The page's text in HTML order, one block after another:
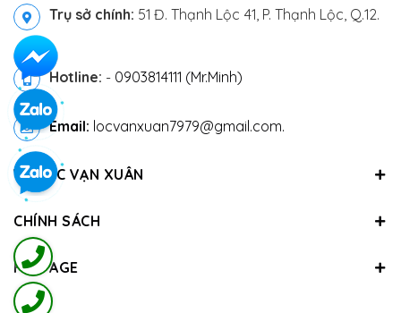
Trụ sở chính: 51 Đ. Thạnh Lộc 41, P. Thạnh Lộc, Q.12.
Hotline: - 0903814111 (Mr.Minh)
Email: locvanxuan7979@gmail.com.
VỀ LỘC VẠN XUÂN
CHÍNH SÁCH
FANPAGE